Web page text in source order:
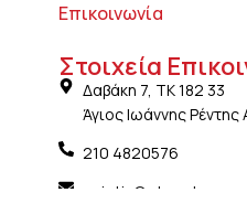
Επικοινωνία
Στοιχεία
Δαβάκη 7, ΤΚ 182 33
Άγιος Ιωάννης Ρέντης
210 4820576
ngiotis@otenet.gr